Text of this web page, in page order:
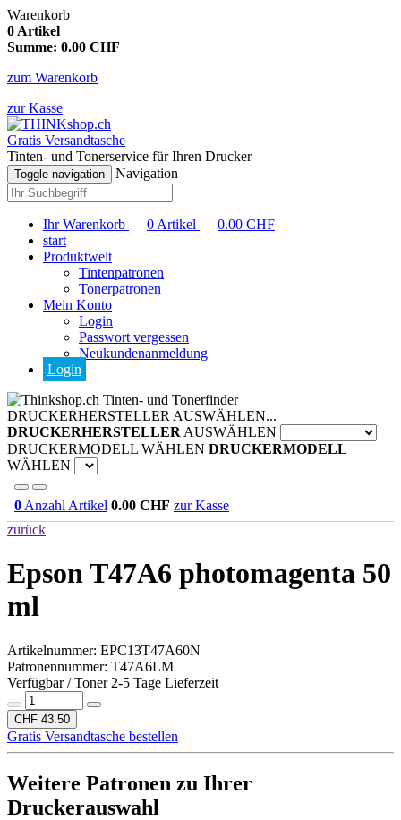
Warenkorb
0 Artikel
Summe: 0.00 CHF
zum Warenkorb
zur Kasse
Gratis Versandtasche
Tinten- und Tonerservice für Ihren Drucker
Toggle navigation Navigation
Ihr Warenkorb 0 Artikel 0.00 CHF
start
Produktwelt
Tintenpatronen
Tonerpatronen
Mein Konto
Login
Passwort vergessen
Neukundenanmeldung
Login
Tinten- und Tonerfinder
DRUCKERHERSTELLER AUSWÄHLEN...
DRUCKERHERSTELLER AUSWÄHLEN
DRUCKERMODELL WÄHLEN DRUCKERMODELL
WÄHLEN
0 Anzahl Artikel 0.00 CHF zur Kasse
zurück
Epson T47A6 photomagenta 50
ml
Artikelnummer: EPC13T47A60N
Patronennummer: T47A6LM
Verfügbar / Toner 2-5 Tage Lieferzeit
CHF 43.50
Gratis Versandtasche bestellen
Weitere Patronen zu Ihrer
Druckerauswahl